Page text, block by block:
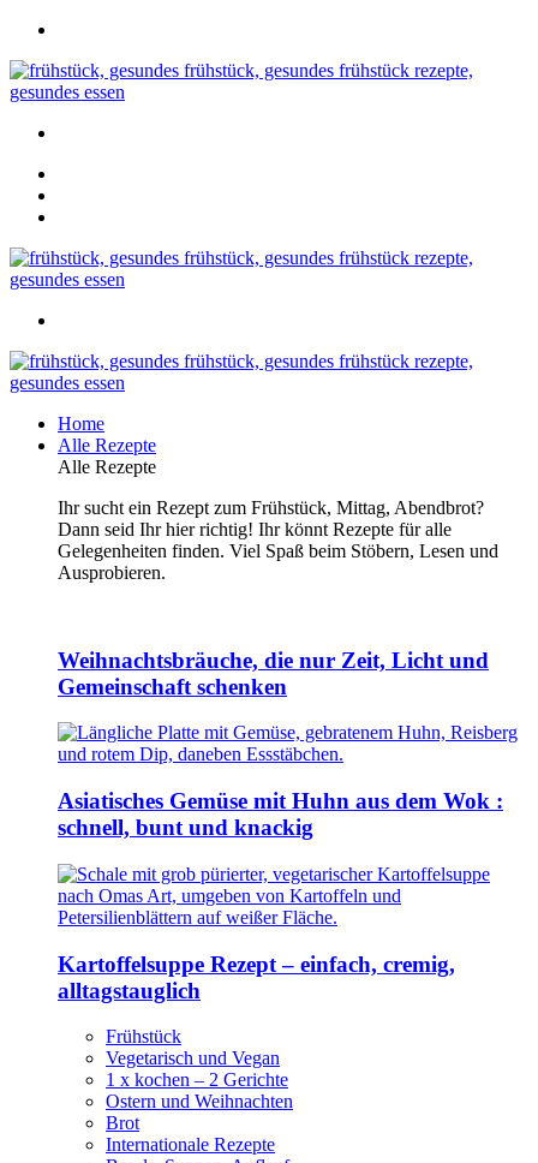
Home
Alle Rezepte
Alle Rezepte
Ihr sucht ein Rezept zum Frühstück, Mittag, Abendbrot?
Dann seid Ihr hier richtig! Ihr könnt Rezepte für alle
Gelegenheiten finden. Viel Spaß beim Stöbern, Lesen und
Ausprobieren.
Weihnachtsbräuche, die nur Zeit, Licht und
Gemeinschaft schenken
Asiatisches Gemüse mit Huhn aus dem Wok :
schnell, bunt und knackig
Kartoffelsuppe Rezept – einfach, cremig,
alltagstauglich
Frühstück
Vegetarisch und Vegan
1 x kochen – 2 Gerichte
Ostern und Weihnachten
Brot
Internationale Rezepte